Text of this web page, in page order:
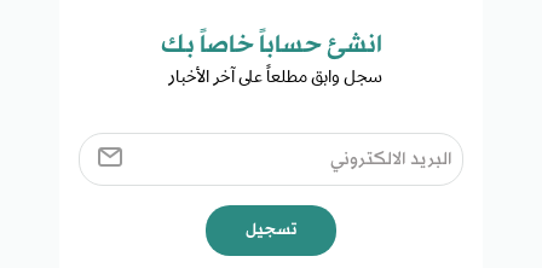
انشئ حساباً خاصاً بك​
سجل وابق مطلعاً على آخر الأخبار ​
تسجيل